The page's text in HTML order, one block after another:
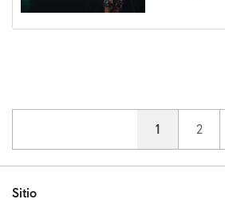
Current page
1 Page
2
Sitio